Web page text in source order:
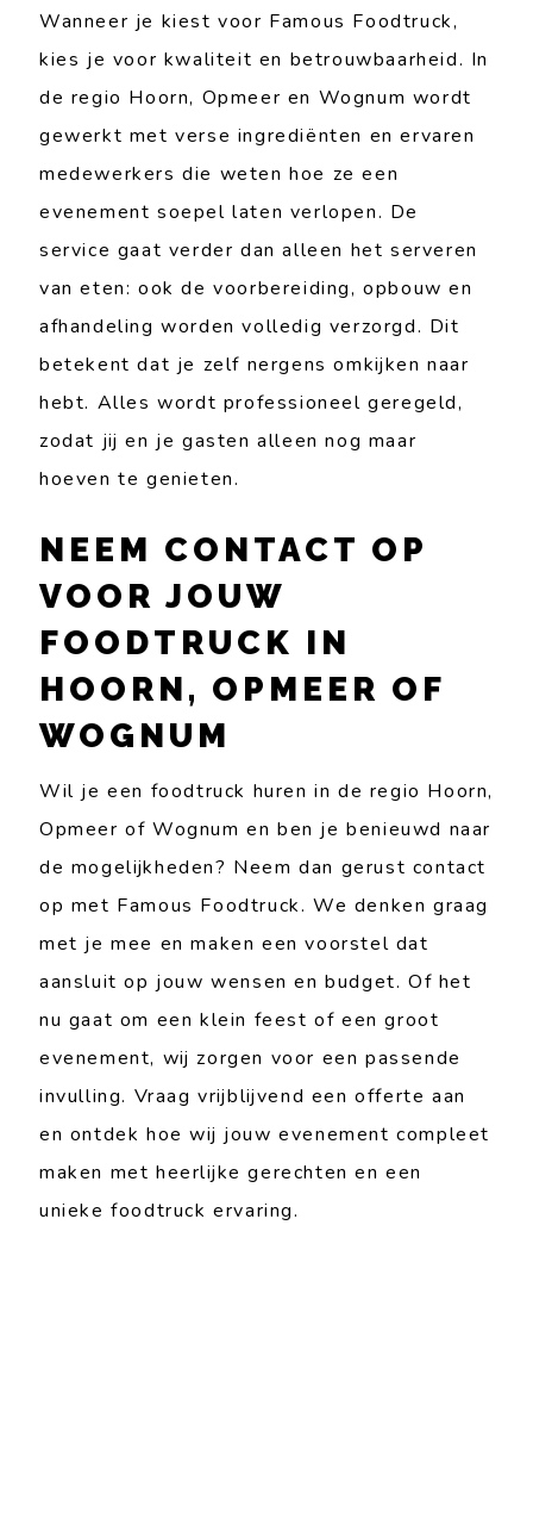
Wanneer je kiest voor Famous Foodtruck,
kies je voor kwaliteit en betrouwbaarheid. In
de regio Hoorn, Opmeer en Wognum wordt
gewerkt met verse ingrediënten en ervaren
medewerkers die weten hoe ze een
evenement soepel laten verlopen. De
service gaat verder dan alleen het serveren
van eten: ook de voorbereiding, opbouw en
afhandeling worden volledig verzorgd. Dit
betekent dat je zelf nergens omkijken naar
hebt. Alles wordt professioneel geregeld,
zodat jij en je gasten alleen nog maar
hoeven te genieten.
NEEM CONTACT OP
VOOR JOUW
FOODTRUCK IN
HOORN, OPMEER OF
WOGNUM
Wil je een foodtruck huren in de regio Hoorn,
Opmeer of Wognum en ben je benieuwd naar
de mogelijkheden? Neem dan gerust contact
op met Famous Foodtruck. We denken graag
met je mee en maken een voorstel dat
aansluit op jouw wensen en budget. Of het
nu gaat om een klein feest of een groot
evenement, wij zorgen voor een passende
invulling. Vraag vrijblijvend een offerte aan
en ontdek hoe wij jouw evenement compleet
maken met heerlijke gerechten en een
unieke foodtruck ervaring.